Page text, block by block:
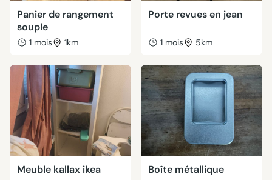
Panier de rangement
souple
1 mois 1km
Porte revues en jean
1 mois 5km
Meuble kallax ikea Boîte métallique